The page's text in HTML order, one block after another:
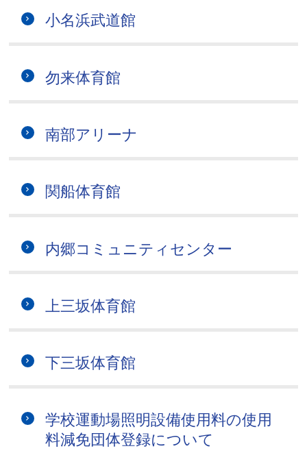
小名浜武道館
勿来体育館
南部アリーナ
関船体育館
内郷コミュニティセンター
上三坂体育館
下三坂体育館
学校運動場照明設備使用料の使用
料減免団体登録について